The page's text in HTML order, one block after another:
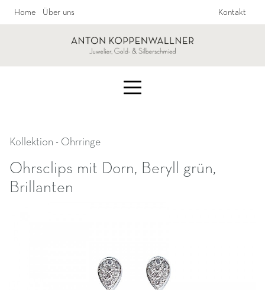
Home Über uns Kontakt
Kollektion - Ohrringe
Ohrsclips mit Dorn, Beryll grün,
Brillanten